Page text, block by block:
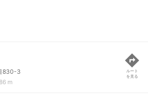
830-3
m
ルート
を見る